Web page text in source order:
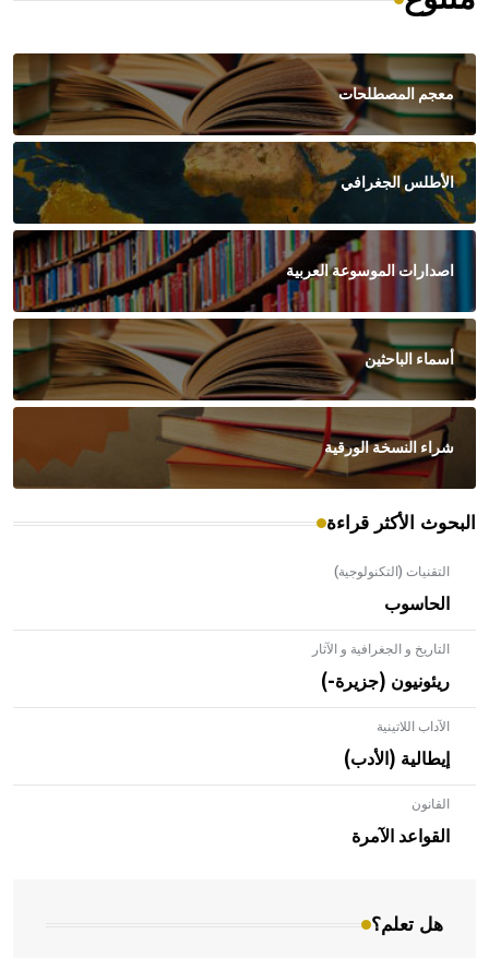
معجم المصطلحات
الأطلس الجغرافي
اصدارات الموسوعة العربية
أسماء الباحثين
شراء النسخة الورقية
البحوث الأكثر قراءة
التقنيات (التكنولوجية)
الحاسوب
التاريخ و الجغرافية و الآثار
ريئونيون (جزيرة-)
الآداب اللاتينية
إيطالية (الأدب)
القانون
القواعد الآمرة
هل تعلم؟
- هل تعلم أن الأبلق نوع من الفنون الهندسية التي ارتبطت
بالعمارة الإسلامية في بلاد الشام ومصر خاصة، حيث يحرص
المعمار على بناء مداميكه وخاصة في الواجهات